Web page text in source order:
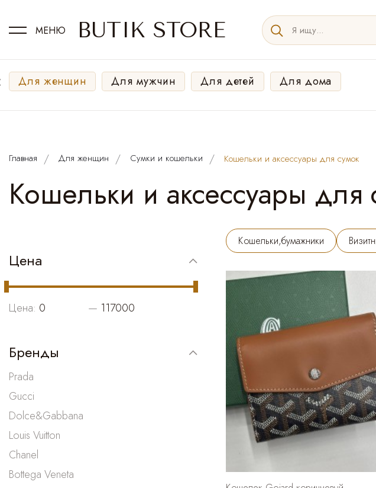
МЕНЮ BUTIK STORE
Для женщин Для мужчин Для детей Для дома
Главная Для женщин Сумки и кошельки Кошельки и аксессуары для сумок
Кошельки и аксессуары для
Цена
Цена: —
Бренды
Prada
Gucci
Dolce&Gabbana
Louis Vuitton
Chanel
Bottega Veneta
Кошельки,бумажники